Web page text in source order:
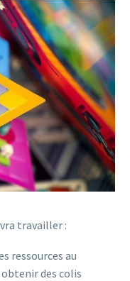
travailler :
ressources au
des colis